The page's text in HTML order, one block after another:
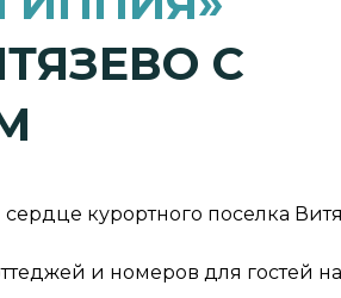
С
курортного поселка
и номеров для гостей